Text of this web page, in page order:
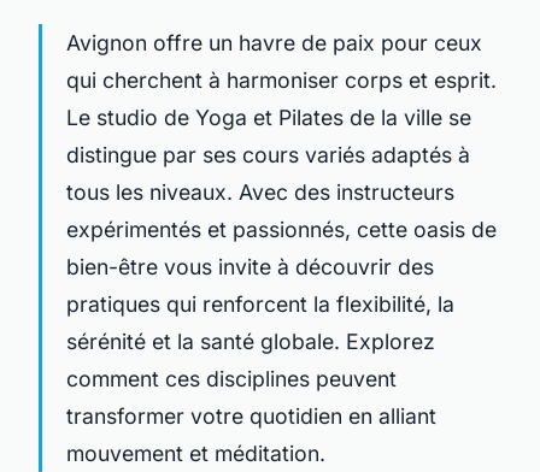
Avignon offre un havre de paix pour ceux
qui cherchent à harmoniser corps et esprit.
Le studio de Yoga et Pilates de la ville se
distingue par ses cours variés adaptés à
tous les niveaux. Avec des instructeurs
expérimentés et passionnés, cette oasis de
bien-être vous invite à découvrir des
pratiques qui renforcent la flexibilité, la
sérénité et la santé globale. Explorez
comment ces disciplines peuvent
transformer votre quotidien en alliant
mouvement et méditation.